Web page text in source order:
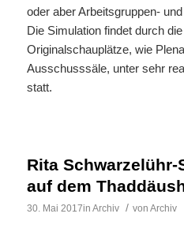
oder aber Arbeitsgruppen-
Die Simulation findet durch
Originalschauplätze, wie
Ausschusssäle, unter sehr
statt.
Rita
auf dem
30. Mai 2017in Archiv / von Archiv